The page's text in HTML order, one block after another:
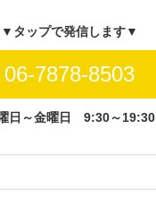
▼タップで発信します▼
06-7878-8503
日～金曜日 9:30～19:30